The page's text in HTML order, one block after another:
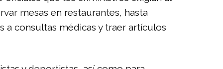
mesas en restaurantes, hasta
a consultas médicas y traer artículos